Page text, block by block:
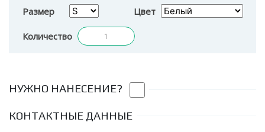
Размер
Цвет
Количество
НУЖНО НАНЕСЕНИЕ?
КОНТАКТНЫЕ ДАННЫЕ